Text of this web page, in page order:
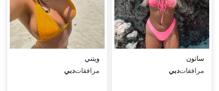
مكان اللقاء
اللغات
ويتني
مرافقاتدبي
ساتون
مرافقاتدبي